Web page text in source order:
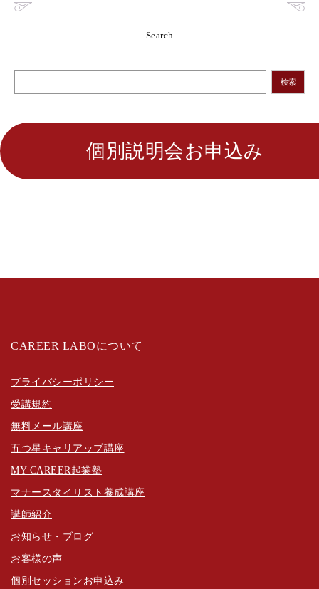
Search
検索
個別説明会お申込み
CAREER LABOについて
プライバシーポリシー
受講規約
無料メール講座
五つ星キャリアップ講座
MY CAREER起業塾
マナースタイリスト養成講座
講師紹介
お知らせ・ブログ
お客様の声
個別セッションお申込み